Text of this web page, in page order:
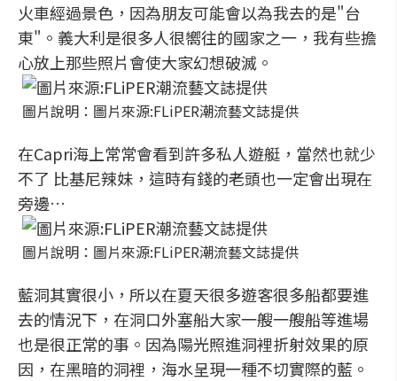
火車經過景色，因為朋友可能會以為我去的是"台
東"。義大利是很多人很嚮往的國家之一，我有些擔
心放上那些照片會使大家幻想破滅。
圖片說明：圖片來源:FLiPER潮流藝文誌提供
在Capri海上常常會看到許多私人遊艇，當然也就少
不了 比基尼辣妹，這時有錢的老頭也一定會出現在
旁邊…
圖片說明：圖片來源:FLiPER潮流藝文誌提供
藍洞其實很小，所以在夏天很多遊客很多船都要進
去的情況下，在洞口外塞船大家一艘一艘船等進場
也是很正常的事。因為陽光照進洞裡折射效果的原
因，在黑暗的洞裡，海水呈現一種不切實際的藍。